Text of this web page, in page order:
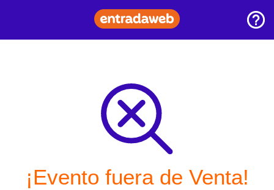
¡Evento fuera de Venta!